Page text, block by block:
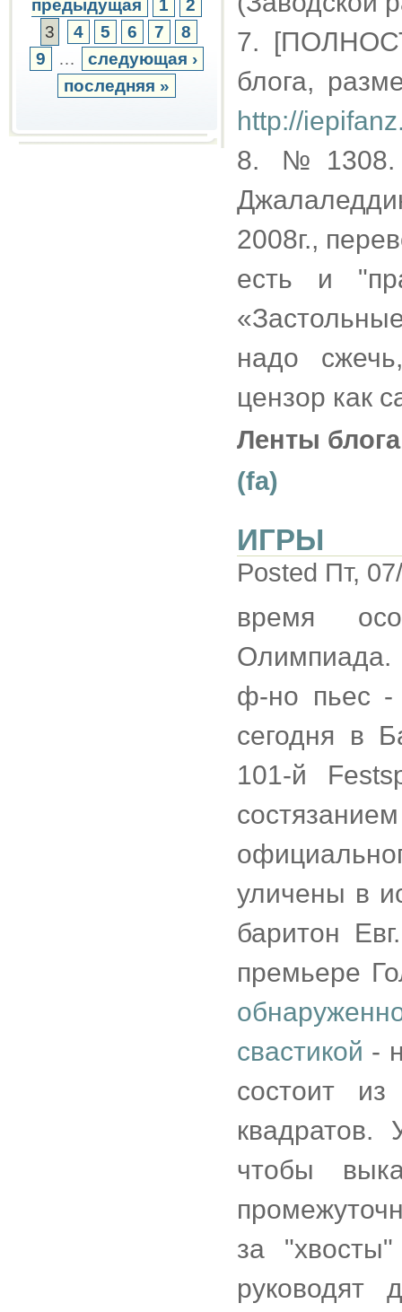
предыдущая 1
2
3
4 5 6 7
8
9
…
следующая ›
последняя »
7.
блога,
http://
8. №1308.
2008г.,
есть и
надо
цензор как
Ленты
(fa)
ИГРЫ
Posted Пт,
время
Олимпиада.
ф-но пьес -
сегодня в
101-й
уличены в
баритон
премьере
свастикой -
состоит
чтобы
за